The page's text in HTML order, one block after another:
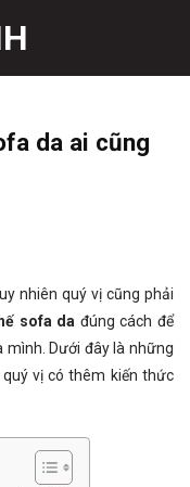
da ai cũng
nhiên quý vị cũng phải
sofa da đúng cách để
mình. Dưới đây là những
vị có thêm kiến thức